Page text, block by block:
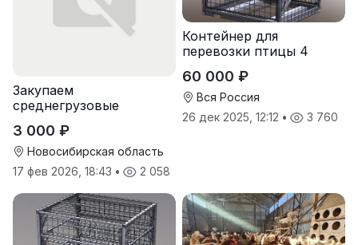
Закупаем
среднегрузовые
консоли и легкие
стеллажи
3 000 ₽
Новосибирская область
17 фев 2026, 18:43 • 2 058
Контейнер для
перевозки птицы 4
60 000 ₽
Вся Россия
26 дек 2025, 12:12 • 3 760